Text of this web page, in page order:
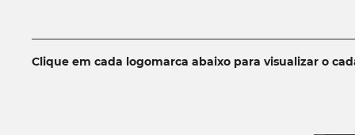
Clique em cada logomarca abaixo para visualizar o